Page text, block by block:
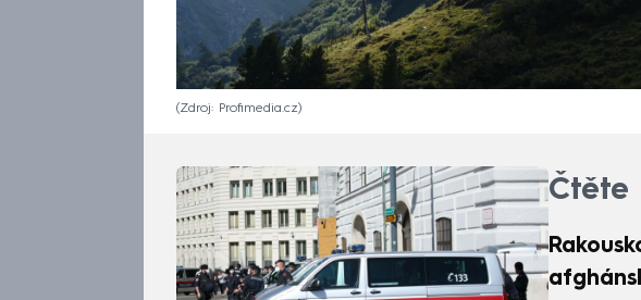
Zdroj: Profimedia.cz
Čtěte